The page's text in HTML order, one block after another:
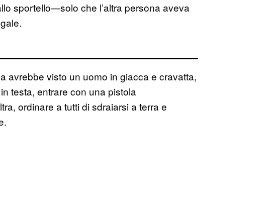
sportello—solo che l’altra persona aveva
avrebbe visto un uomo in giacca e cravatta,
testa, entrare con una pistola
ordinare a tutti di sdraiarsi a terra e